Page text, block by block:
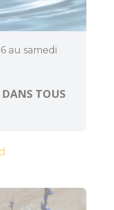
Train
de vélos
Aires de jeux pour
et grands
au samedi
TOUS